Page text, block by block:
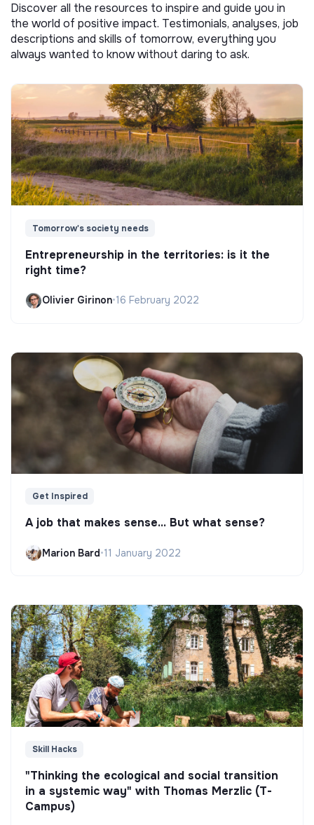
Discover all the resources to inspire and guide you in
the world of positive impact. Testimonials, analyses, job
descriptions and skills of tomorrow, everything you
always wanted to know without daring to ask.
Tomorrow's society needs
Entrepreneurship in the territories: is it the
right time?
Olivier Girinon•16 February 2022
Get Inspired
A job that makes sense... But what sense?
Marion Bard•11 January 2022
Skill Hacks
"Thinking the ecological and social transition
in a systemic way" with Thomas Merzlic (T-
Campus)